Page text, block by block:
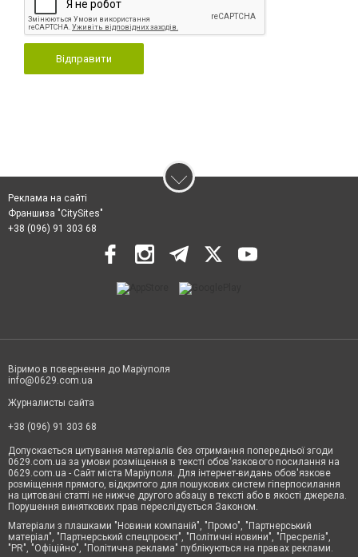
Відправити
Реклама на сайті
Франшиза "CitySites"
+38 (096) 91 303 68
Віримо в повернення до Маріуполя
info@0629.com.ua
Журналисты сайта
+38 (096) 91 303 68
Допускається цитування матеріалів без отримання попередньої згоди
0629.com.ua за умови розміщення в тексті обов'язкового посилання на
0629.com.ua - Сайт міста Маріуполя. Для інтернет-видань обов'язкове
розміщення прямого, відкритого для пошукових систем гіперпосилання
на цитовані статті не нижче другого абзацу в тексті або в якості джерела.
Порушення виняткових прав переслідується Законом.
Матеріали з плашками "Новини компаній", "Промо", "Партнерський
матеріал", "Партнерський спецпроєкт", "Політичні новини", "Пресреліз",
"PR", "Офіційно", "Політична реклама" публікуються на правах реклами.